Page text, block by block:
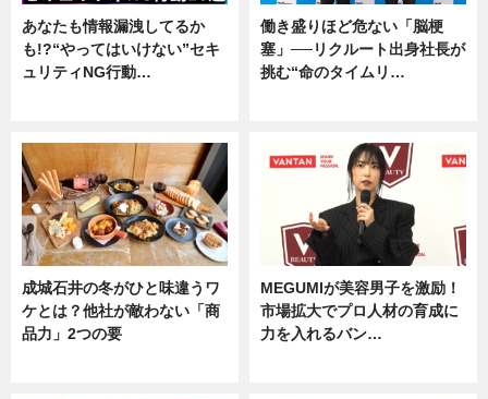
あなたも情報漏洩してるか
も!?“やってはいけない”セキ
ュリティNG行動…
働き盛りほど危ない「脳梗
塞」──リクルート出身社長が
挑む“命のタイムリ…
成城石井の冬がひと味違うワ
ケとは？他社が敵わない「商
品力」2つの要
MEGUMIが美容男子を激励！
市場拡大でプロ人材の育成に
力を入れるバン…